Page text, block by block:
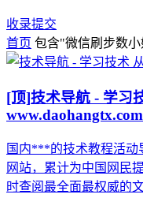
收录提交
首页 包含"微信刷步数
[顶]技术导航 - 学习
www.daohangtx.com
国内***的技术教程活动
网站，累计为中国网民
时查阅最全面最权威的